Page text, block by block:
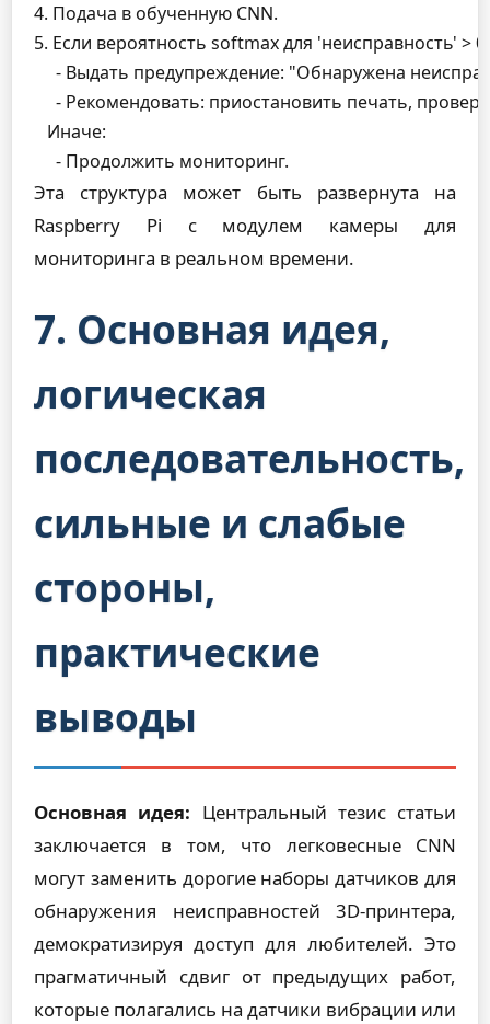
4. Подача в обученную CNN.
5. Если вероятность softmax для 'неисправность' >
- Выдать предупреждение: "Обнаружена
- Рекомендовать: приостановить печать,
   Иначе:
Эта структура может быть развернута на
Raspberry Pi с модулем камеры для
мониторинга в реальном времени.
7. Основная идея,
логическая
последовательность,
сильные и слабые
стороны,
практические
выводы
Основная идея: Центральный тезис статьи
заключается в том, что легковесные CNN
могут заменить дорогие наборы датчиков для
обнаружения неисправностей 3D-принтера,
демократизируя доступ для любителей. Это
прагматичный сдвиг от предыдущих работ,
которые полагались на датчики вибрации или